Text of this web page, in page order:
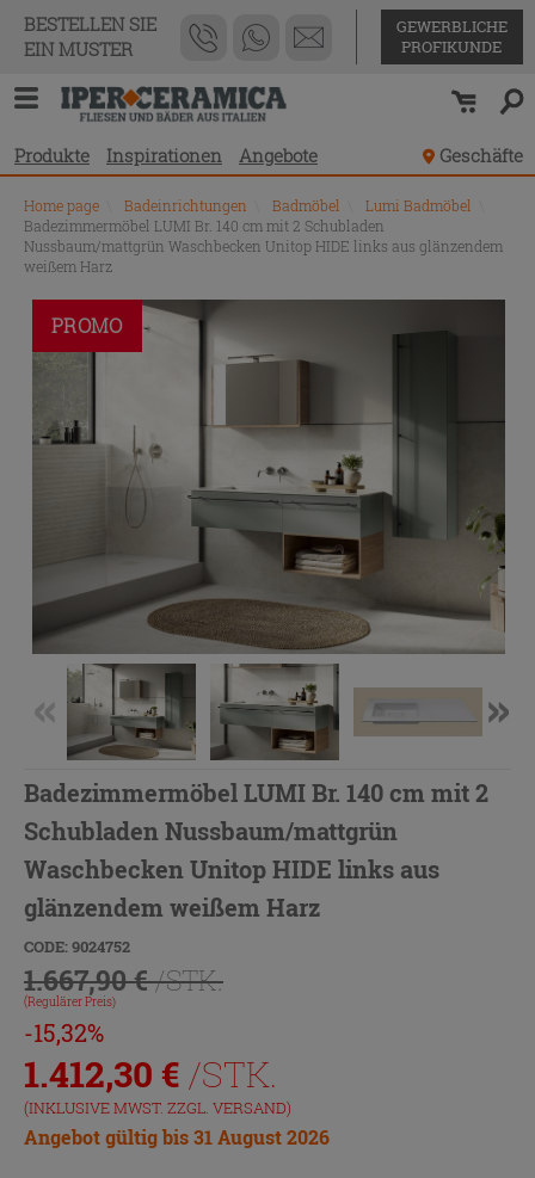
BESTELLEN SIE
EIN MUSTER
GEWERBLICHE
PROFIKUNDE
Produkte Inspirationen Angebote Geschäfte
Home page Badeinrichtungen Badmöbel Lumi Badmöbel
Badezimmermöbel LUMI Br. 140 cm mit 2 Schubladen
Nussbaum/mattgrün Waschbecken Unitop HIDE links aus glänzendem
weißem Harz
PROMO
Badezimmermöbel LUMI Br. 140 cm mit 2
Schubladen Nussbaum/mattgrün
Waschbecken Unitop HIDE links aus
glänzendem weißem Harz
CODE: 9024752
1.667,90 €/STK.
(Regulärer Preis)
-15,32%
1.412,30 € /STK.
(INKLUSIVE MWST. ZZGL. VERSAND)
Angebot gültig bis 31 August 2026